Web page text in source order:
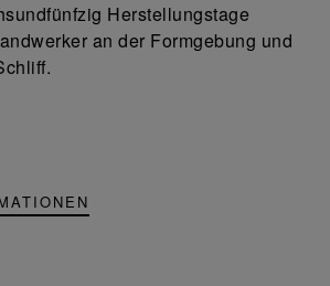
Herstellungstage
an der Formgebung und